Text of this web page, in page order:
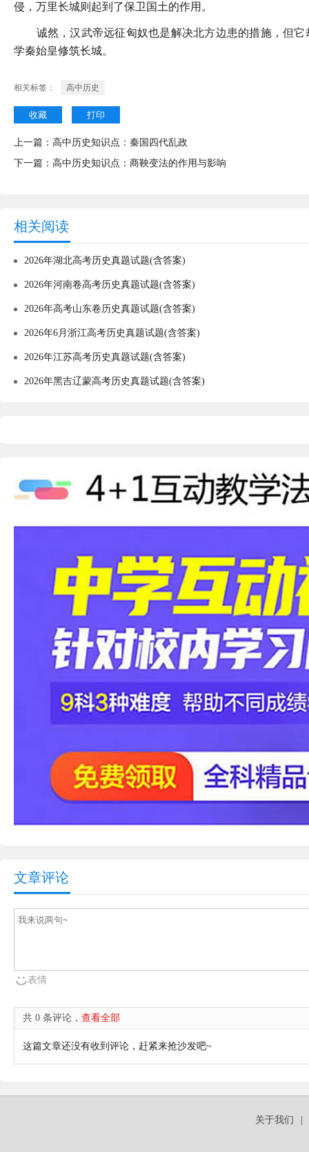
侵，万里长城则起到了保卫国土的作用。
诚然，汉武帝远征匈奴也是解决北方边患的措施，但它
学秦始皇修筑长城。
相关标签： 高中历史
收藏 打印
上一篇： 高中历史知识点：秦国四代乱政
下一篇： 高中历史知识点：商鞅变法的作用与影响
相关阅读
2026年湖北高考历史真题试题(含答案)
2026年河南卷高考历史真题试题(含答案)
2026年高考山东卷历史真题试题(含答案)
2026年6月浙江高考历史真题试题(含答案)
2026年江苏高考历史真题试题(含答案)
2026年黑吉辽蒙高考历史真题试题(含答案)
文章评论
表情
共 0 条评论， 查看全部
这篇文章还没有收到评论，赶紧来抢沙发吧~
关于我们